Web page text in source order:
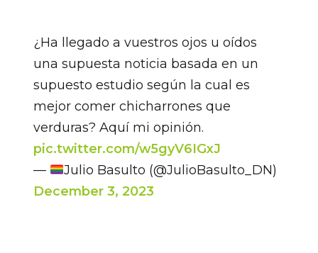
¿Ha llegado a vuestros ojos u oídos
una supuesta noticia basada en un
supuesto estudio según la cual es
mejor comer chicharrones que
verduras? Aquí mi opinión.
pic.twitter.com/w5gyV6IGxJ
—
Julio Basulto (@JulioBasulto_DN)
December 3, 2023